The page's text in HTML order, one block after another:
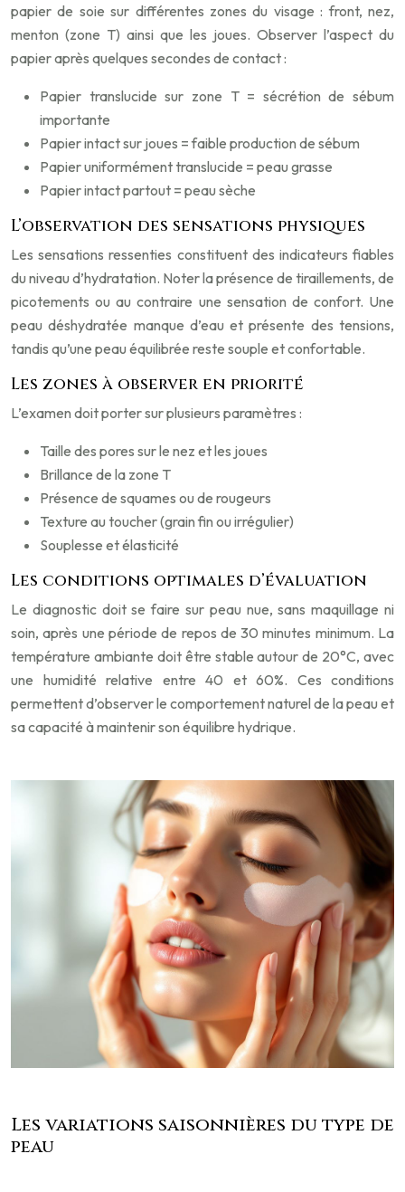
papier de soie sur différentes zones du visage : front, nez,
menton (zone T) ainsi que les joues. Observer l’aspect du
papier après quelques secondes de contact :
Papier translucide sur zone T = sécrétion de sébum
importante
Papier intact sur joues = faible production de sébum
Papier uniformément translucide = peau grasse
Papier intact partout = peau sèche
L’observation des sensations physiques
Les sensations ressenties constituent des indicateurs fiables
du niveau d’hydratation. Noter la présence de tiraillements, de
picotements ou au contraire une sensation de confort. Une
peau déshydratée manque d’eau et présente des tensions,
tandis qu’une peau équilibrée reste souple et confortable.
Les zones à observer en priorité
L’examen doit porter sur plusieurs paramètres :
Taille des pores sur le nez et les joues
Brillance de la zone T
Présence de squames ou de rougeurs
Texture au toucher (grain fin ou irrégulier)
Souplesse et élasticité
Les conditions optimales d’évaluation
Le diagnostic doit se faire sur peau nue, sans maquillage ni
soin, après une période de repos de 30 minutes minimum. La
température ambiante doit être stable autour de 20°C, avec
une humidité relative entre 40 et 60%. Ces conditions
permettent d’observer le comportement naturel de la peau et
sa capacité à maintenir son équilibre hydrique.
Les variations saisonnières du type de
peau